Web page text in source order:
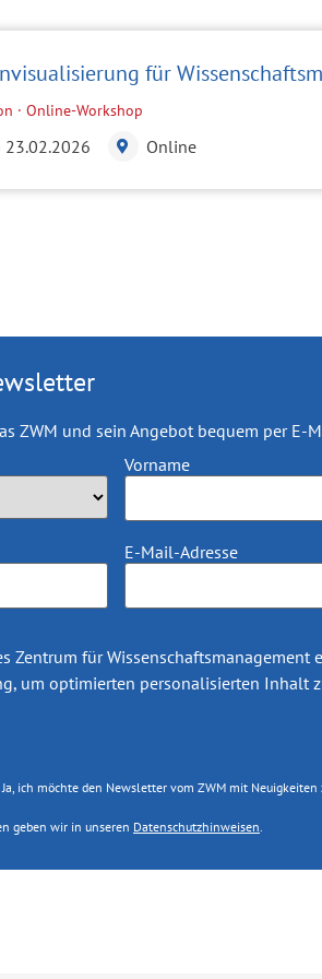
für
· Online-Workshop
23.02.2026 Online
ZWM und sein Angebot bequem per E-
Vorname
E-Mail-Adresse
Zentrum für Wissenschaftsmanagement
um optimierten personalisierten Inhalt
ich möchte den Newsletter vom ZWM mit
geben wir in unseren Datenschutzhinweisen